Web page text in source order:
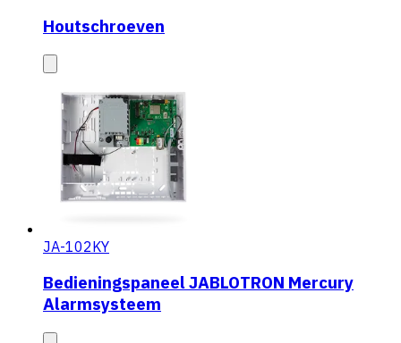
Houtschroeven
JA-102KY
Bedieningspaneel JABLOTRON Mercury
Alarmsysteem